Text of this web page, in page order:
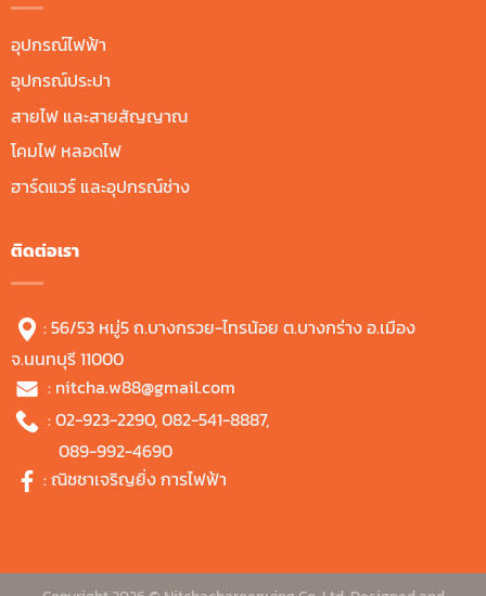
อุปกรณ์ไฟฟ้า
อุปกรณ์ประปา
สายไฟ และสายสัญญาณ
โคมไฟ หลอดไฟ
ฮาร์ดแวร์ และอุปกรณ์ช่าง
ติดต่อเรา
: 56/53 หมู่5 ถ.บางกรวย-ไทรน้อย ต.บางกร่าง อ.เมือง
จ.นนทบุรี 11000
: nitcha.w88@gmail.com
:02-923-2290,082-541-8887,
089-992-4690
:ณิชชาเจริญยิ่ง การไฟฟ้า